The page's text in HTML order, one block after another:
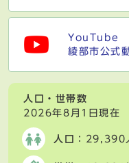
YouTube
綾部市公式
人口・世帯数
2026年8月1日現在
人口 ：29,390